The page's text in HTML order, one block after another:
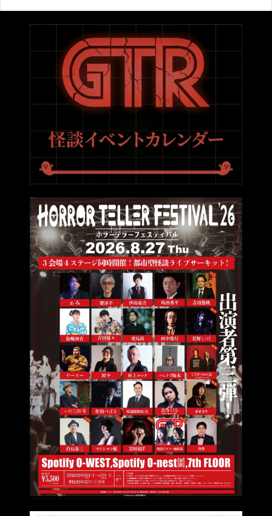
門的に伝えるならば相応しい界隈の諸先輩方が山程いらっしゃ
るわけで、私にできるのは、せいぜい「この怪異とはこんな風